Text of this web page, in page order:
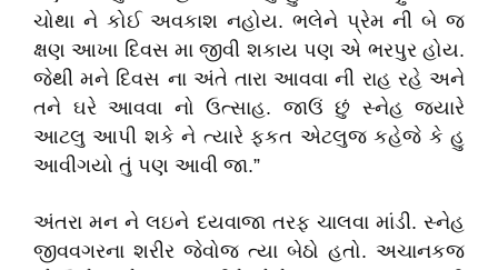
ચોથા ને કોઈ અવકાશ નહોય. ભલેને પ્રેમ ની બે જ
ક્ષણ આખા દિવસ મા જીવી શકાય પણ એ ભરપુર હોય.
જેથી મને દિવસ ના અંતે તારા આવવા ની રાહ રહે અને
તને ઘરે આવવા નો ઉત્સાહ. જાઉં છું સ્નેહ જયારે
આટલુ આપી શકે ને ત્યારે ફકત એટલુજ કહેજે કે હુ
આવીગયો તું પણ આવી જા.”
અંતરા મન ને લઇને દયવાજા તરફ ચાલવા માંડી. સ્નેહ
જીવવગરના શરીર જેવોજ ત્યા બેઠો હતો. અચાનકજ